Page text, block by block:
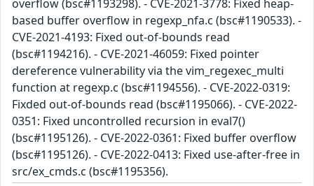
overflow (bsc#1193298). - CVE-2021-3778: Fixed heap-
based buffer overflow in regexp_nfa.c (bsc#1190533). -
CVE-2021-4193: Fixed out-of-bounds read
(bsc#1194216). - CVE-2021-46059: Fixed pointer
dereference vulnerability via the vim_regexec_multi
function at regexp.c (bsc#1194556). - CVE-2022-0319:
Fixded out-of-bounds read (bsc#1195066). - CVE-2022-
0351: Fixed uncontrolled recursion in eval7()
(bsc#1195126). - CVE-2022-0361: Fixed buffer overflow
(bsc#1195126). - CVE-2022-0413: Fixed use-after-free in
src/ex_cmds.c (bsc#1195356).